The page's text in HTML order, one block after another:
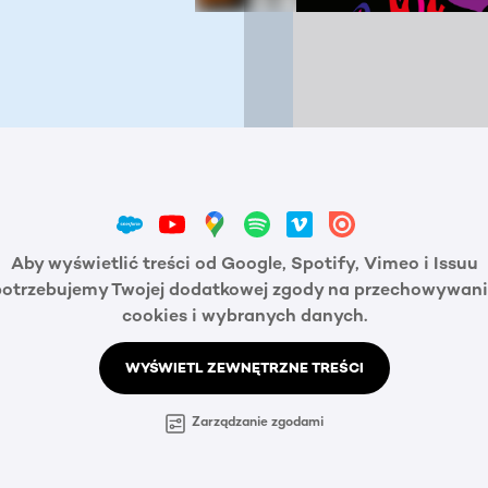
Aby wyświetlić treści od Google, Spotify, Vimeo i Issuu
Twojej dodatkowej zgody na
cookies i wybranych danych.
WYŚWIETL ZEWNĘTRZNE TREŚCI
Zarządzanie zgodami